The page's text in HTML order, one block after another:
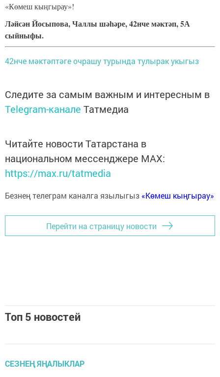
«Көмеш кыңгырау»!
Ләйсән Йосыпова, Чаллы шәһәре, 42нче мәктәп, 5А
сыйныфы.
42нче мәктәптәге очрашу турында тулырак укыгыз
Следите за самым важным и интересным в
Telegram-канале Татмедиа
Читайте новости Татарстана в
национальном мессенджере MАХ:
https://max.ru/tatmedia
Безнең телеграм каналга язылыгыз «Көмеш кыңгырау»
Перейти на страницу новости
Топ 5 новостей
СЕЗНЕҢ ЯҢАЛЫКЛАР